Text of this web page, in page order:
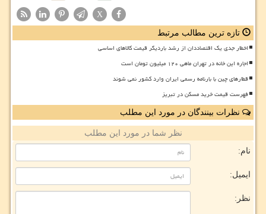
X
تازه ترین مطالب مرتبط
اخطار جدی یک اقتصاددان از رشد باردیگر قیمت کالاهای اساسی
اجاره این خانه در تهران ماهی ۱۲۰ میلیون تومان است
قطارهای چین با بارنامه رسمی ایران وارد کشور نمی شوند
فهرست قیمت خرید مسکن در تبریز
نظرات بینندگان در مورد این مطلب
نظر شما در مورد این مطلب
نام:
ایمیل:
نظر: